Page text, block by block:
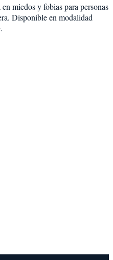
miedos y fobiaspara personas
. Disponible en modalidad
.